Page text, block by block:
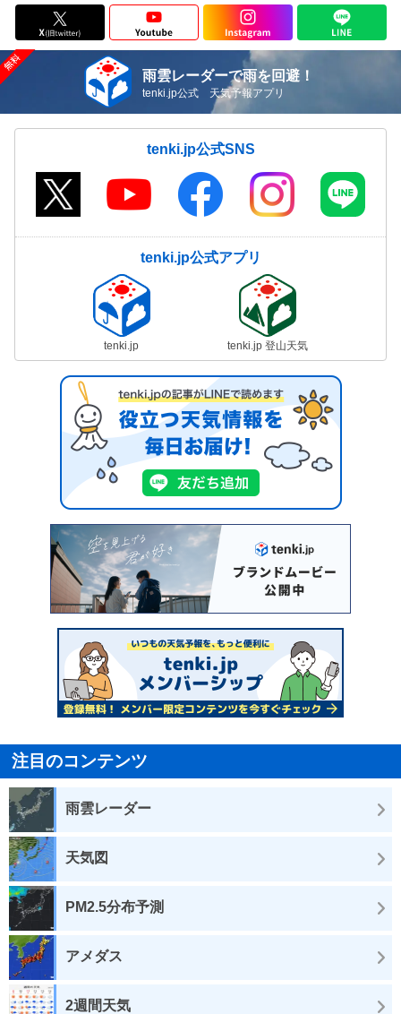
雨雲レーダーで雨を回避！
tenki.jp公式 天気予報アプリ
tenki.jp公式SNS
tenki.jp公式アプリ
tenki.jp tenki.jp 登山天気
注目のコンテンツ
雨雲レーダー
天気図
PM2.5分布予測
アメダス
2週間天気